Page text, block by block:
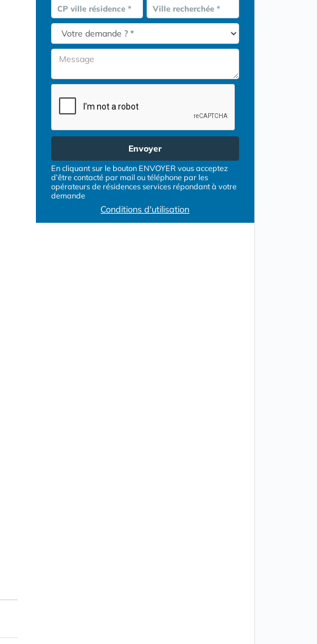
CP ville résidence * Ville recherchée *
Envoyer
En cliquant sur le bouton ENVOYER vous acceptez
d’être contacté par mail ou téléphone par les
opérateurs de résidences services répondant à votre
demande
Conditions d'utilisation